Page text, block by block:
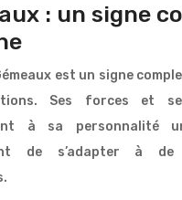
: un signe
est un signe
Ses forces et
à sa personnalité
de s’adapter à de